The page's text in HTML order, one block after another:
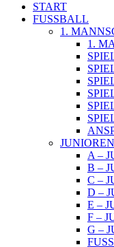
START
FUSSBALL
1.
1.
A –
B –
C –
D –
E –
F –
G –